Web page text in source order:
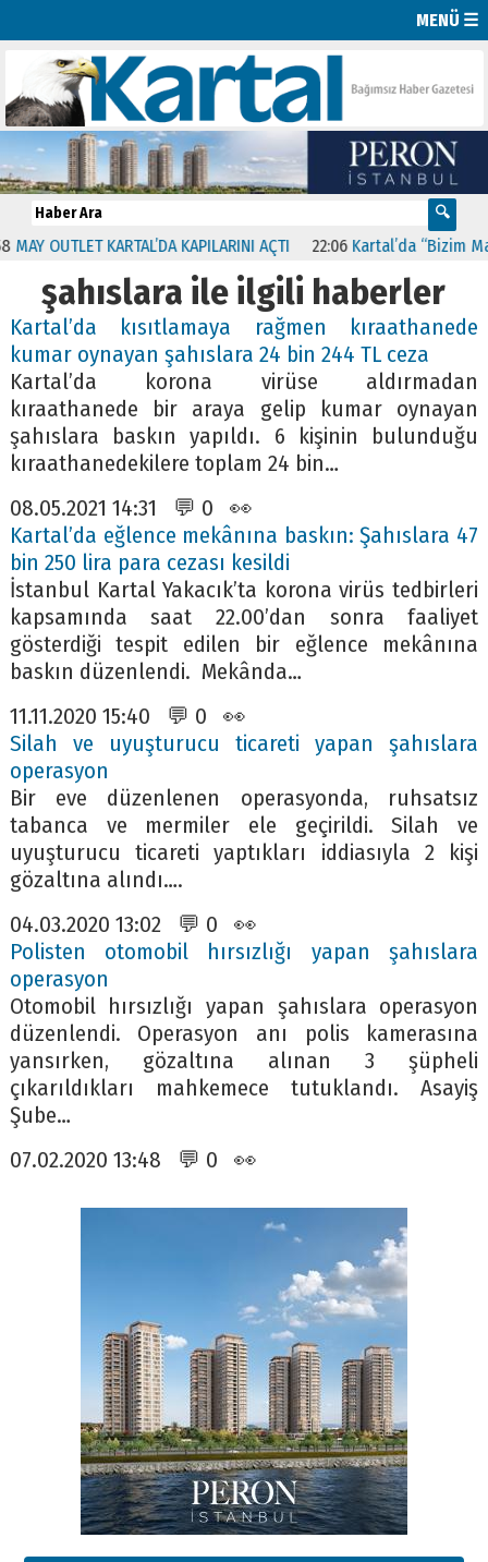
MENÜ ☰
OUTLET KARTAL’DA KAPILARINI AÇTI 22:06 Kartal’da “Bizim
şahıslara ile ilgili haberler
Kartal’da kısıtlamaya rağmen kıraathanede
kumar oynayan şahıslara 24 bin 244 TL ceza
Kartal’da korona virüse aldırmadan
kıraathanede bir araya gelip kumar oynayan
şahıslara baskın yapıldı. 6 kişinin bulunduğu
kıraathanedekilere toplam 24 bin…
08.05.2021 14:31 💬 0 👀
Kartal’da eğlence mekânına baskın: Şahıslara 47
bin 250 lira para cezası kesildi
İstanbul Kartal Yakacık’ta korona virüs tedbirleri
kapsamında saat 22.00’dan sonra faaliyet
gösterdiği tespit edilen bir eğlence mekânına
baskın düzenlendi. Mekânda…
11.11.2020 15:40 💬 0 👀
Silah ve uyuşturucu ticareti yapan şahıslara
operasyon
Bir eve düzenlenen operasyonda, ruhsatsız
tabanca ve mermiler ele geçirildi. Silah ve
uyuşturucu ticareti yaptıkları iddiasıyla 2 kişi
gözaltına alındı….
04.03.2020 13:02 💬 0 👀
Polisten otomobil hırsızlığı yapan şahıslara
operasyon
Otomobil hırsızlığı yapan şahıslara operasyon
düzenlendi. Operasyon anı polis kamerasına
yansırken, gözaltına alınan 3 şüpheli
çıkarıldıkları mahkemece tutuklandı. Asayiş
Şube…
07.02.2020 13:48 💬 0 👀